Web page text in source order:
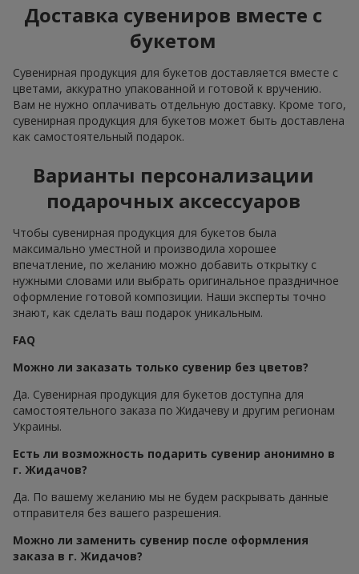
Доставка сувениров вместе с
букетом
Сувенирная продукция для букетов доставляется вместе с
цветами, аккуратно упакованной и готовой к вручению.
Вам не нужно оплачивать отдельную доставку. Кроме того,
сувенирная продукция для букетов может быть доставлена
как самостоятельный подарок.
Варианты персонализации
подарочных аксессуаров
Чтобы сувенирная продукция для букетов была
максимально уместной и производила хорошее
впечатление, по желанию можно добавить открытку с
нужными словами или выбрать оригинальное праздничное
оформление готовой композиции. Наши эксперты точно
знают, как сделать ваш подарок уникальным.
FAQ
Можно ли заказать только сувенир без цветов?
Да. Сувенирная продукция для букетов доступна для
самостоятельного заказа по Жидачеву и другим регионам
Украины.
Есть ли возможность подарить сувенир анонимно в
г. Жидачов?
Да. По вашему желанию мы не будем раскрывать данные
отправителя без вашего разрешения.
Можно ли заменить сувенир после оформления
заказа в г. Жидачов?